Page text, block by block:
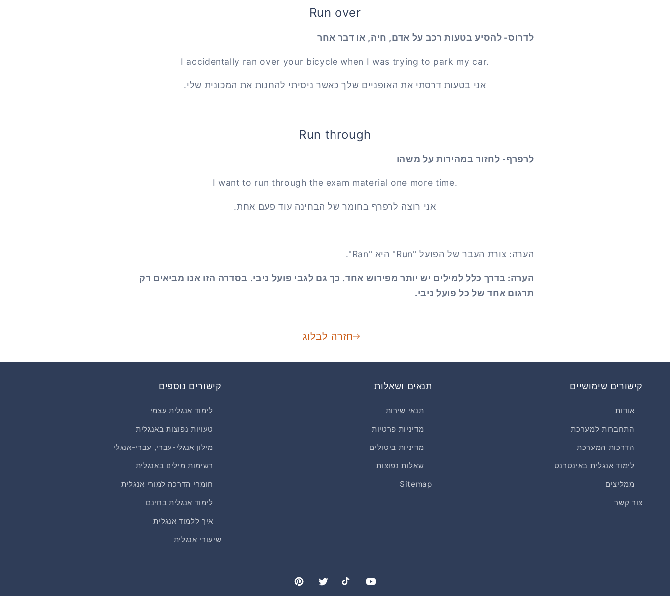
Run over
לדרוס- להסיע בטעות רכב על אדם, חיה, או דבר אחר
I accidentally ran over your bicycle when I was trying to park my car.
אני בטעות דרסתי את האופניים שלך כאשר ניסיתי להחנות את המכונית שלי.
Run through
לרפרף- לחזור במהירות על משהו
I want to run through the exam material one more time.
אני רוצה לרפרף בחומר של הבחינה עוד פעם אחת.
הערה: צורת העבר של הפועל "Run" היא "Ran".
הערה: בדרך כלל למילים יש יותר מפירוש אחד. כך גם לגבי פועל ניבי. בסדרה הזו אנו מביאים רק
תרגום אחד של כל פועל ניבי.
חזרה לבלוג
קישורים שימושיים
אודות
התחברות למערכת
הדרכות המערכת
לימוד אנגלית באינטרנט
ממליצים
צור קשר
תנאים ושאלות
תנאי שירות
מדיניות פרטיות
מדיניות ביטולים
שאלות נפוצות
Sitemap
קישורים נוספים
לימוד אנגלית עצמי
טעויות נפוצות באנגלית
מילון אנגלי-עברי, עברי-אנגלי
רשימות מילים באנגלית
חומרי הדרכה למורי אנגלית
לימוד אנגלית בחינם
איך ללמוד אנגלית
שיעורי אנגלית
YouTube
TikTok
Twitter
Pinterest